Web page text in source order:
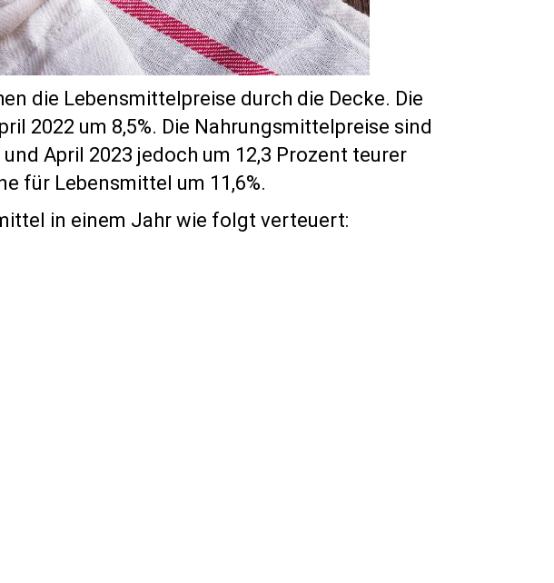
die Lebensmittelpreise durch die Decke. Die
2022 um 8,5%. Die Nahrungsmittelpreise sind
April 2023 jedoch um 12,3 Prozent teurer
für Lebensmittel um 11,6%.
in einem Jahr wie folgt verteuert: